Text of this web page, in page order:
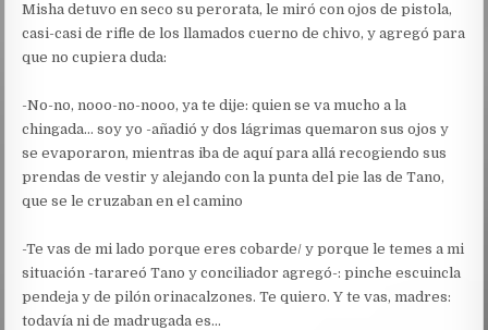
Misha detuvo en seco su perorata, le miró con ojos de pistola,
casi-casi de rifle de los llamados cuerno de chivo, y agregó para
que no cupiera duda:
-No-no, nooo-no-nooo, ya te dije: quien se va mucho a la
chingada… soy yo -añadió y dos lágrimas quemaron sus ojos y
se evaporaron, mientras iba de aquí para allá recogiendo sus
prendas de vestir y alejando con la punta del pie las de Tano,
que se le cruzaban en el camino
-Te vas de mi lado porque eres cobarde/ y porque le temes a mi
situación -tarareó Tano y conciliador agregó-: pinche escuincla
pendeja y de pilón orinacalzones. Te quiero. Y te vas, madres:
todavía ni de madrugada es…